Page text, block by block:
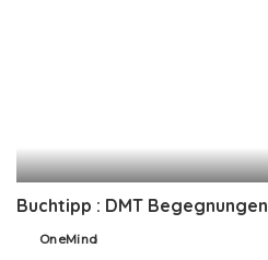
Buchtipp : DMT Begegnungen
PostedOneMind